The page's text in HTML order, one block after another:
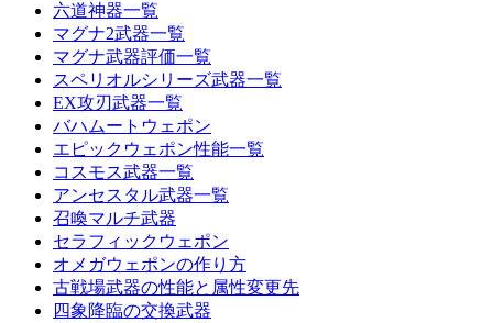
六道神器一覧
マグナ2武器一覧
マグナ武器評価一覧
スペリオルシリーズ武器一覧
EX攻刃武器一覧
バハムートウェポン
エピックウェポン性能一覧
コスモス武器一覧
アンセスタル武器一覧
召喚マルチ武器
セラフィックウェポン
オメガウェポンの作り方
古戦場武器の性能と属性変更先
四象降臨の交換武器